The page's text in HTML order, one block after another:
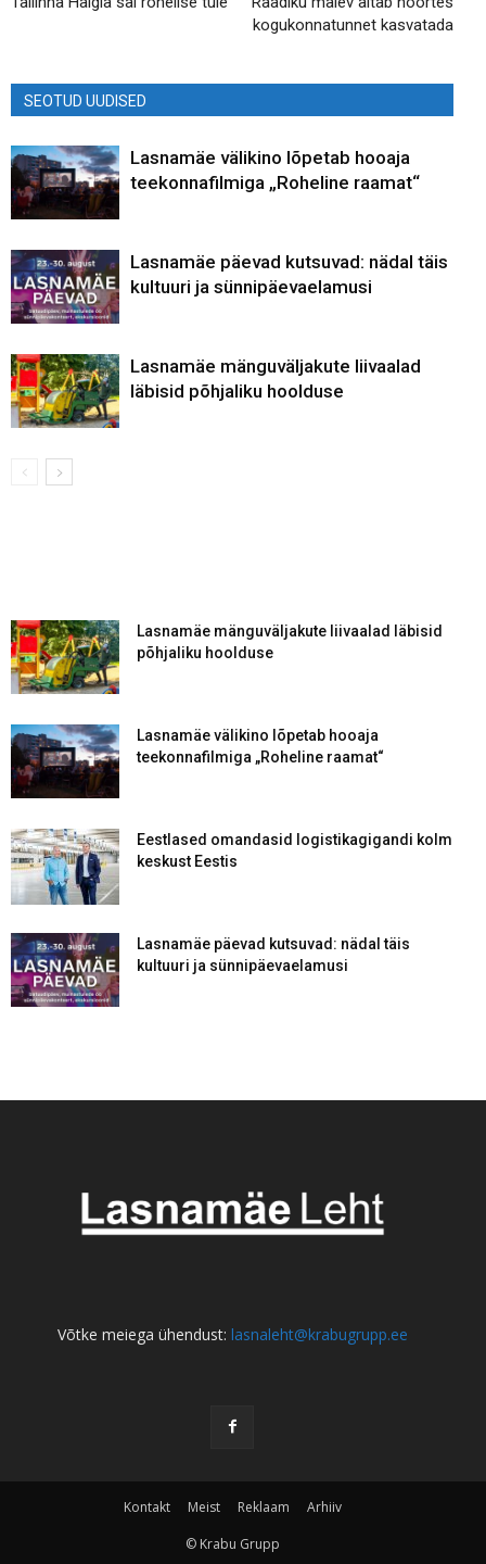
kogukonnatunnet kasvatada
SEOTUD UUDISED
Lasnamäe välikino lõpetab hooaja
teekonnafilmiga „Roheline raamat“
Lasnamäe päevad kutsuvad: nädal täis
kultuuri ja sünnipäevaelamusi
Lasnamäe mänguväljakute liivaalad
läbisid põhjaliku hoolduse
Lasnamäe mänguväljakute liivaalad läbisid
põhjaliku hoolduse
Lasnamäe välikino lõpetab hooaja
teekonnafilmiga „Roheline raamat“
Eestlased omandasid logistikagigandi kolm
keskust Eestis
Lasnamäe päevad kutsuvad: nädal täis
kultuuri ja sünnipäevaelamusi
Võtke meiega ühendust: lasnaleht@krabugrupp.ee
Kontakt Meist Reklaam
Arhiiv
© Krabu Grupp